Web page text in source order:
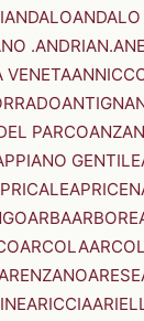
ANDALO
.ANDRIAN.
VENETA
PARCO
GENTILE
ARBA
ARCOLA
ARESE
ARICCIA